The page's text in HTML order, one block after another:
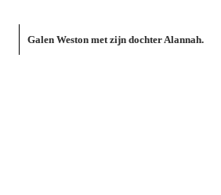
Galen Weston met zijn dochter Alannah.